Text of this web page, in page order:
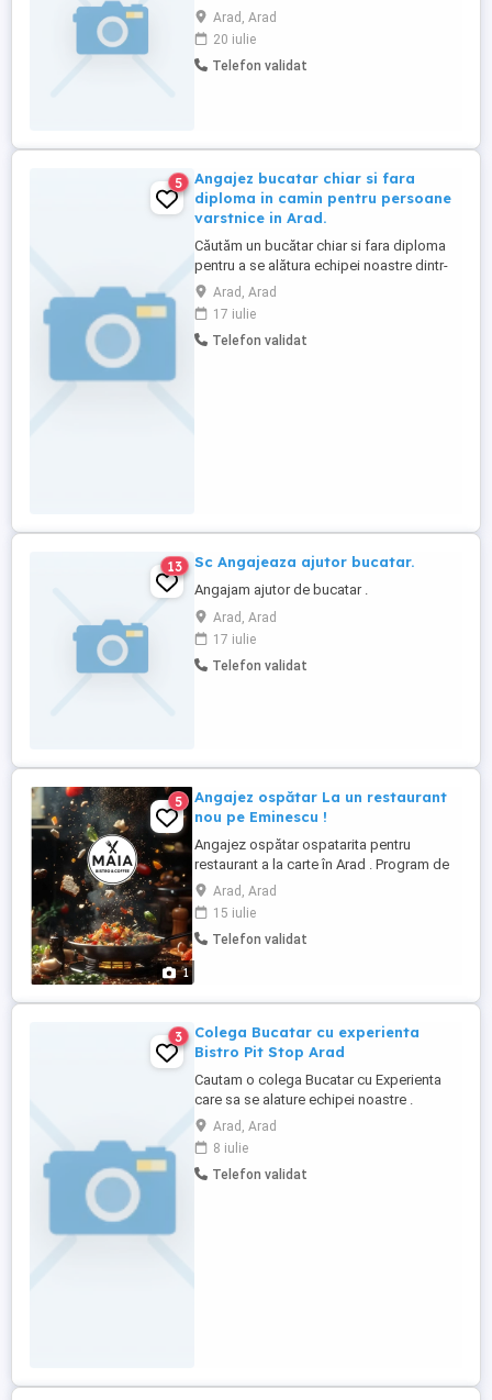
Arad, Arad
20 iulie
Telefon validat
5
Angajez bucatar chiar si fara
diploma in camin pentru persoane
varstnice in Arad.
Căutăm un bucătar chiar si fara diploma
pentru a se alătura echipei noastre dintr-
un cămin pentru persoane vârstnice situat
în Arad. Rolul principal va fi asigurarea
preparării hranei zilnice pentru rezidenți,
respectând standardele de igienă și
Arad, Arad
17 iulie
Telefon validat
13 Sc Angajeaza ajutor bucatar.
Angajam ajutor de bucatar .
Arad, Arad
17 iulie
Telefon validat
1
5
Angajez ospătar La un restaurant
nou pe Eminescu !
Angajez ospătar ospatarita pentru
restaurant a la carte în Arad . Program de
lucru 2 zile lucrat cu 2 libere . Salariul se
discuta în funcție de experiența . Contact
la
Arad, Arad
15 iulie
Telefon validat
3
Colega Bucatar cu experienta
Bistro Pit Stop Arad
Cautam o colega Bucatar cu Experienta
care sa se alature echipei noastre .
Cerinte: - Experienta in bucatarie
profesionala. - Cunostinte solide in
prepararea diferitelor feluri de mancare,
de la aperitive,ciorbe ,supe,garniture pana
Arad, Arad
8 iulie
Telefon validat